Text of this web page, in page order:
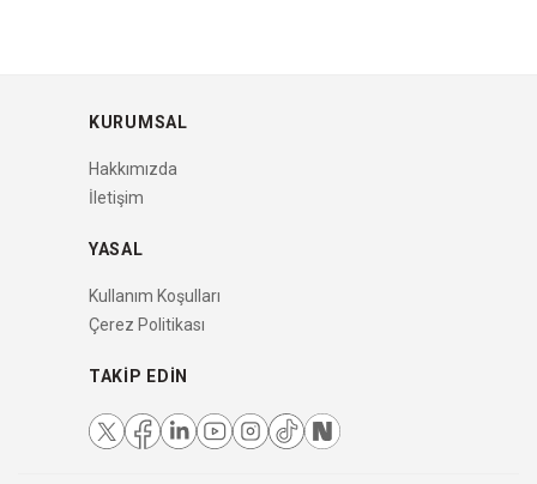
KURUMSAL
Hakkımızda
İletişim
YASAL
Kullanım Koşulları
Çerez Politikası
TAKIP EDIN